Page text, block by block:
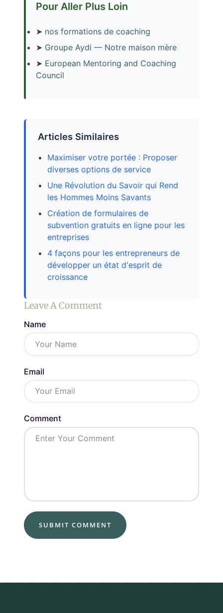
Pour Aller Plus Loin
➤ nos formations de coaching
➤ Groupe Aydi — Notre maison mère
➤ European Mentoring and Coaching
Council
Articles Similaires
Maximiser votre portée : Proposer
diverses options de service
Une Révolution du Savoir qui Rend
les Hommes Moins Savants
Création de formulaires de
subvention gratuits en ligne pour les
entreprises
4 façons pour les entrepreneurs de
développer un état d'esprit de
croissance
Leave A Comment
Name
Email
Comment